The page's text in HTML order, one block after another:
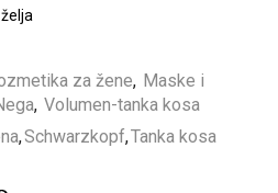
za žene, Maske i
, Volumen-tanka kosa
,Schwarzkopf,Tanka kosa